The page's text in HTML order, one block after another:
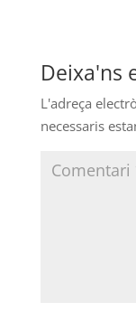
Deixa'ns
L'adreça
necessaris